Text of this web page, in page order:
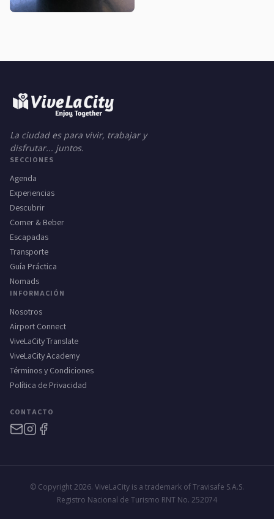
La ciudad es para vivir, trabajar y
disfrutar... juntos.
SECCIONES
Agenda
Experiencias
Descubrir
Comer & Beber
Escapadas
Transporte
Guía Práctica
Nomads
INFORMACIÓN
Nosotros
Airport Connect
ViveLaCity Translate
ViveLaCity Academy
Términos y Condiciones
Política de Privacidad
CONTACTO
© Copyright 2026. ViveLaCity is a trademark of Travisafe S.A.S.
Registro Nacional de Turismo RNT No. 252074